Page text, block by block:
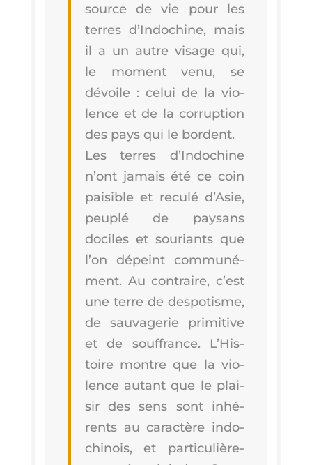
source de vie pour les
terres d’In­do­chine, mais
il a un autre visage qui,
le moment venu, se
dévoile : celui de la vio­
lence et de la cor­rup­tion
des pays qui le bordent.
Les terres d’In­do­chine
n’ont jamais été ce coin
pai­sible et recu­lé d’A­sie,
peu­plé de pay­sans
dociles et sou­riants que
l’on dépeint com­mu­né­
ment. Au contraire, c’est
une terre de des­po­tisme,
de sau­va­ge­rie pri­mi­tive
et de souf­france. L’His­
toire montre que la vio­
lence autant que le plai­
sir des sens sont inhé­
rents au carac­tère indo­
chi­nois, et par­ti­cu­liè­re­